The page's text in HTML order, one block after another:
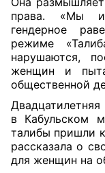
права. «Мы
гендерное
режиме
нарушаются,
женщин и
общественной
в Кабульском
талибы пришли
рассказала о
для женщин на